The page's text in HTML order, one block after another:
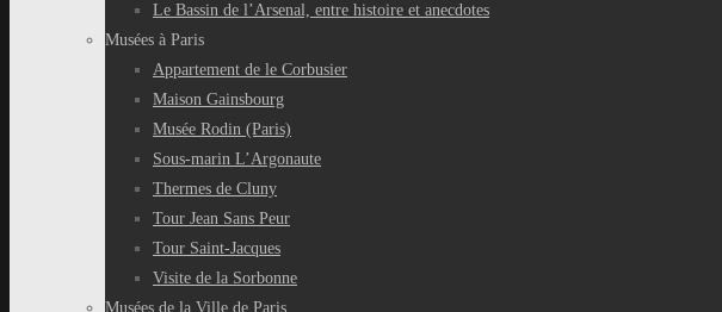
Le Bassin de l’Arsenal, entre histoire et anecdotes
Musées à Paris
Appartement de le Corbusier
Maison Gainsbourg
Musée Rodin (Paris)
Sous-marin L’Argonaute
Thermes de Cluny
Tour Jean Sans Peur
Tour Saint-Jacques
Visite de la Sorbonne
Musées de la Ville de Paris